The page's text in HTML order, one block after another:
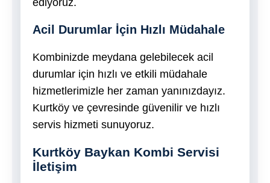
Acil Durumlar İçin Hızlı Müdahale
Kombinizde meydana gelebilecek acil
durumlar için hızlı ve etkili müdahale
hizmetlerimizle her zaman yanınızdayız.
Kurtköy ve çevresinde güvenilir ve hızlı
servis hizmeti sunuyoruz.
Kurtköy Baykan Kombi Servisi
İletişim